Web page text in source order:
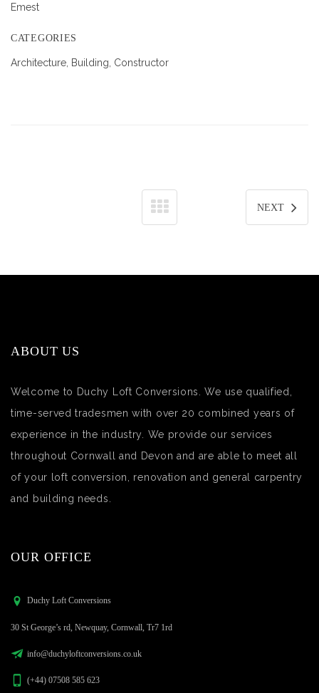
Emest
CATEGORIES
Architecture, Building, Constructor
NEXT
ABOUT US
Welcome to Duchy Loft Conversions. We use qualified,
time-served tradesmen with over 20 combined years of
experience in the industry. We provide our services
throughout Cornwall and Devon and are able to meet all
of your loft conversion, renovation and general carpentry
and building needs.
OUR OFFICE
Duchy Loft Conversions
30 St George’s rd, Newquay, Cornwall, Tr7 1rd
info@duchyloftconversions.co.uk
(+44) 07508 585 623